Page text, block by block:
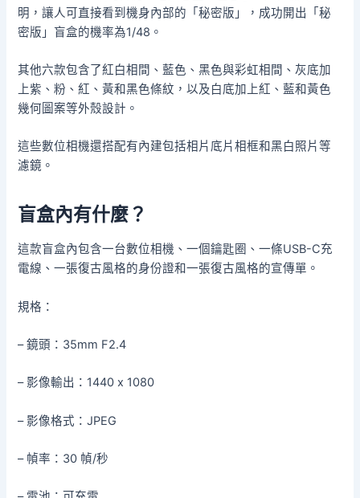
明，讓人可直接看到機身內部的「秘密版」，成功開出「秘
密版」盲盒的機率為1/48。
其他六款包含了紅白相間、藍色、黑色與彩虹相間、灰底加
上紫、粉、紅、黃和黑色條紋，以及白底加上紅、藍和黃色
幾何圖案等外殼設計。
這些數位相機還搭配有內建包括相片底片相框和黑白照片等
濾鏡。
盲盒內有什麼？
這款盲盒內包含一台數位相機、一個鑰匙圈、一條USB-C充
電線、一張復古風格的身份證和一張復古風格的宣傳單。
規格：
– 鏡頭：35mm F2.4
– 影像輸出：1440 x 1080
– 影像格式：JPEG
– 幀率：30 幀/秒